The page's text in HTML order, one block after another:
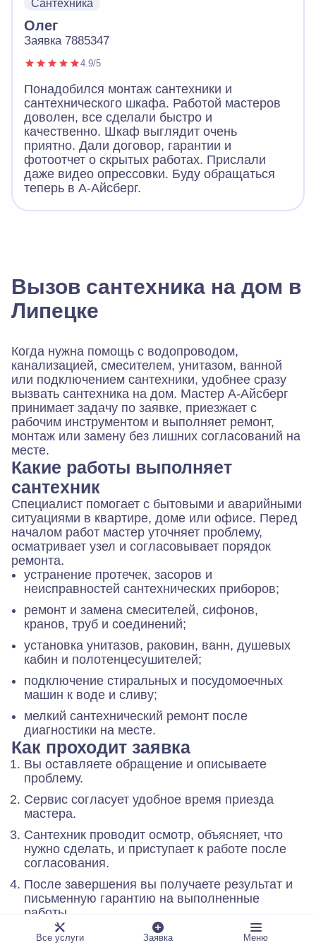
поменял уплотнители, и все наконец стало
хорошо. Вот уже 2 недели ничего не течет.
Спасибо!
Сантехника
Олег
Заявка 7885347
4.9/5
Понадобился монтаж сантехники и
сантехнического шкафа. Работой мастеров
доволен, все сделали быстро и
качественно. Шкаф выглядит очень
приятно. Дали договор, гарантии и
фотоотчет о скрытых работах. Прислали
даже видео опрессовки. Буду обращаться
теперь в А-Айсберг.
Вызов сантехника на дом в
Липецке
Когда нужна помощь с водопроводом,
канализацией, смесителем, унитазом, ванной
или подключением сантехники, удобнее сразу
вызвать сантехника на дом. Мастер А-Айсберг
принимает задачу по заявке, приезжает с
рабочим инструментом и выполняет ремонт,
монтаж или замену без лишних согласований на
месте.
Какие работы выполняет
сантехник
Специалист помогает с бытовыми и аварийными
ситуациями в квартире, доме или офисе. Перед
началом работ мастер уточняет проблему,
осматривает узел и согласовывает порядок
ремонта.
устранение протечек, засоров и
неисправностей сантехнических приборов;
ремонт и замена смесителей, сифонов,
кранов, труб и соединений;
установка унитазов, раковин, ванн, душевых
кабин и полотенцесушителей;
подключение стиральных и посудомоечных
машин к воде и сливу;
мелкий сантехнический ремонт после
диагностики на месте.
Как проходит заявка
Вы оставляете обращение и описываете
проблему.
Сервис согласует удобное время приезда
мастера.
Сантехник проводит осмотр, объясняет, что
нужно сделать, и приступает к работе после
согласования.
После завершения вы получаете результат и
письменную гарантию на выполненные
работы.
Почему обращаются в А-Айсберг
А-Айсберг работает на рынке бытового сервиса
Все услуги Заявка Меню